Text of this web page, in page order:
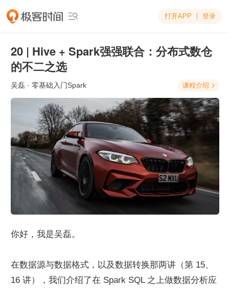
 打开APP 登录
20 | Hive + Spark强强联合：分布式数仓
的不二之选
吴磊 · 零基础入门Spark 课程介绍 
你好，我是吴磊。
在数据源与数据格式，以及数据转换那两讲（第 15、
16 讲），我们介绍了在 Spark SQL 之上做数据分析应